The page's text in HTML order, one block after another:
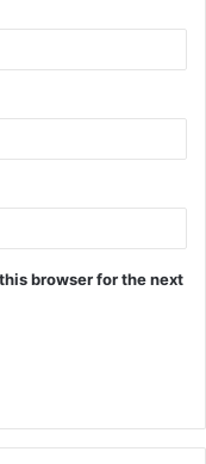
browser for the next